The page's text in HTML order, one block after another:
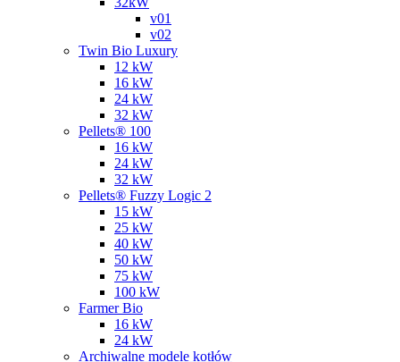
v01
v02
Twin Bio Luxury
12 kW
16 kW
24 kW
32 kW
Pellets® 100
16 kW
24 kW
32 kW
Pellets® Fuzzy Logic 2
15 kW
25 kW
40 kW
50 kW
75 kW
100 kW
Farmer Bio
16 kW
24 kW
Archiwalne modele kotłów